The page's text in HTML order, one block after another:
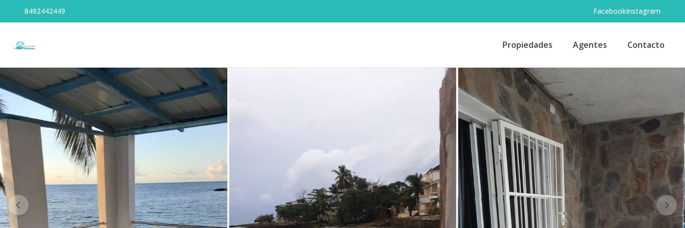
8492442449 FacebookInstagram
Propiedades Agentes Contacto